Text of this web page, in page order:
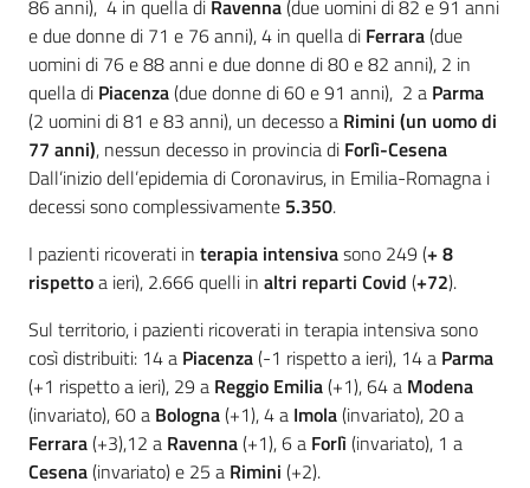
86 anni), 4 in quella di Ravenna(due uomini di 82 e 91 anni
e due donne di 71 e 76 anni), 4 in quella di Ferrara(due
uomini di 76 e 88 anni e due donne di 80 e 82 anni), 2 in
quella di Piacenza(due donne di 60 e 91 anni), 2 a Parma
(2 uomini di 81 e 83 anni), un decesso a Rimini (un uomo di
77 anni), nessun decesso in provincia di Forlì-Cesena
Dall’inizio dell’epidemia di Coronavirus, in Emilia-Romagna i
decessi sono complessivamente 5.350.
I pazienti ricoverati in terapia intensivasono 249 (+ 8
rispettoa ieri), 2.666 quelli in altri reparti Covid (+72).
Sul territorio, i pazienti ricoverati in terapia intensiva sono
così distribuiti: 14 a Piacenza(-1 rispetto a ieri), 14 a Parma
(+1 rispetto a ieri), 29 a Reggio Emilia(+1), 64 a Modena
(invariato), 60 a Bologna(+1), 4 a Imola(invariato), 20 a
Ferrara(+3),12 a Ravenna(+1), 6 a Forlì(invariato), 1 a
Cesena(invariato) e 25 a Rimini (+2).